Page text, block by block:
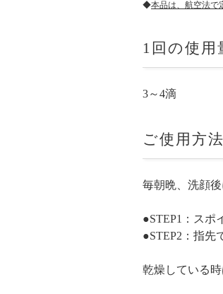
◆本品は、航空法で
1回の使用
3～4滴
ご使用方法
毎朝晩、洗顔
●STEP1：スポ
●STEP2：指先
乾燥している